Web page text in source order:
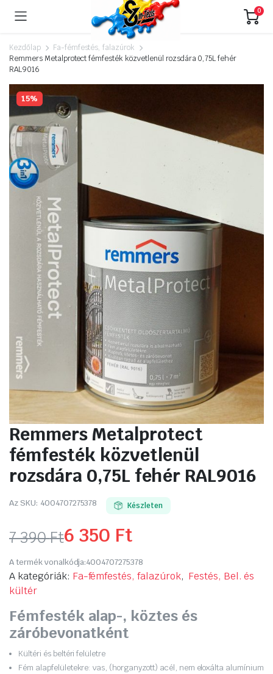
0
Kezdőlap
Fa-fémfestés, falazúrok
Remmers Metalprotect fémfesték közvetlenül rozsdára 0,75L fehér
RAL9016
15%
Remmers Metalprotect
fémfesték közvetlenül
rozsdára 0,75L fehér RAL9016
Az SKU: 4004707275378 Készleten
7 390Ft
Original
price
was:
7
390 Ft.
6 350 Ft
Current
price
is:
6
350 Ft.
A termék vonalkódja:4004707275378
A kategóriák: Fa-fémfestés, falazúrok, Festés, Bel. és
kültér
Fémfesték alap-, köztes és
záróbevonatként
Kültéri és beltéri felületre
Fém alapfelületekre: vas, (horganyzott) acél, nem eloxálta alumínium